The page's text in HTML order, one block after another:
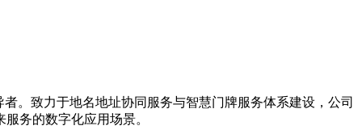
。致力于地名地址协同服务与智慧门牌服务体系建设，公司
务的数字化应用场景。